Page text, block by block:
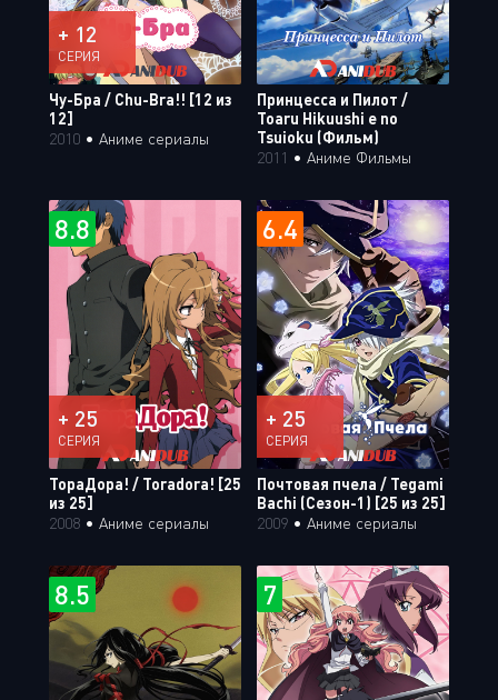
+ 12
СЕРИЯ
Чу-Бра / Chu-Bra!! [12 из
12]
2010 • Аниме сериалы
Принцесса и Пилот /
Toaru Hikuushi e no
Tsuioku (Фильм)
2011 • Аниме Фильмы
8.8
+ 25
СЕРИЯ
ТораДора! / Toradora! [25
из 25]
2008 • Аниме сериалы
6.4
+ 25
СЕРИЯ
Почтовая пчела / Tegami
Bachi (Сезон-1) [25 из 25]
2009 • Аниме сериалы
8.5 7